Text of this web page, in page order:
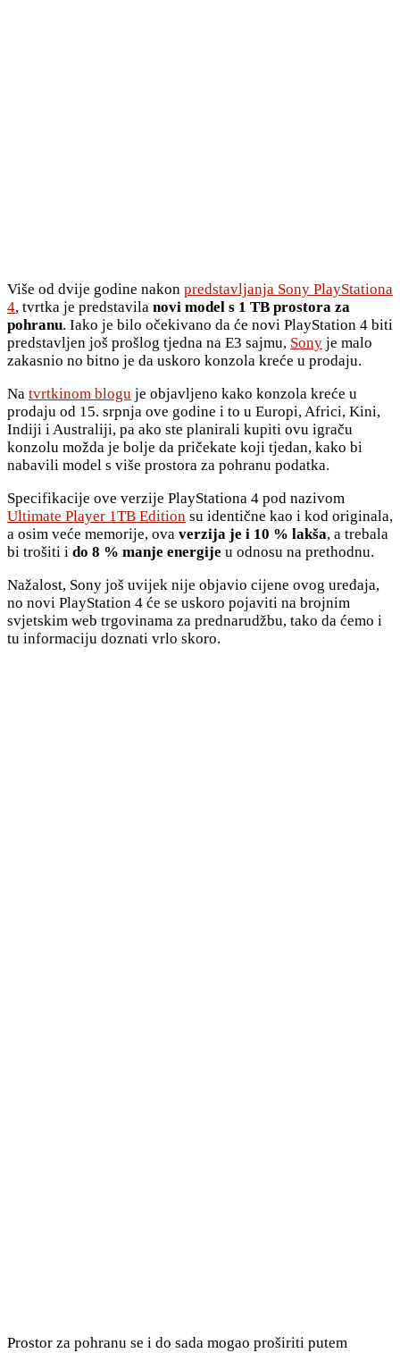
Više od dvije godine nakon predstavljanja Sony PlayStationa
4, tvrtka je predstavila novi model s 1 TB prostora za
pohranu. Iako je bilo očekivano da će novi PlayStation 4 biti
predstavljen još prošlog tjedna na E3 sajmu, Sony je malo
zakasnio no bitno je da uskoro konzola kreće u prodaju.
Na tvrtkinom blogu je objavljeno kako konzola kreće u
prodaju od 15. srpnja ove godine i to u Europi, Africi, Kini,
Indiji i Australiji, pa ako ste planirali kupiti ovu igraču
konzolu možda je bolje da pričekate koji tjedan, kako bi
nabavili model s više prostora za pohranu podatka.
Specifikacije ove verzije PlayStationa 4 pod nazivom
Ultimate Player 1TB Edition su identične kao i kod originala,
a osim veće memorije, ova verzija je i 10 % lakša, a trebala
bi trošiti i do 8 % manje energije u odnosu na prethodnu.
Nažalost, Sony još uvijek nije objavio cijene ovog uređaja,
no novi PlayStation 4 će se uskoro pojaviti na brojnim
svjetskim web trgovinama za prednarudžbu, tako da ćemo i
tu informaciju doznati vrlo skoro.
Prostor za pohranu se i do sada mogao proširiti putem